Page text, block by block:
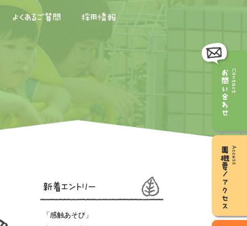
よくあるご質問 採用情報
Contact
お問い合わせ
Access
園概要／アクセス
新着エントリー
「感触あそび」